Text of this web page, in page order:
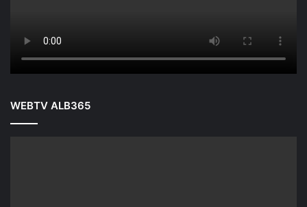
WEBTV ALB365